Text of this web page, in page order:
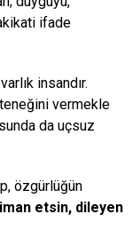
ifade
insandır.
vermekle
da uçsuz
özgürlüğün
etsin, dileyen